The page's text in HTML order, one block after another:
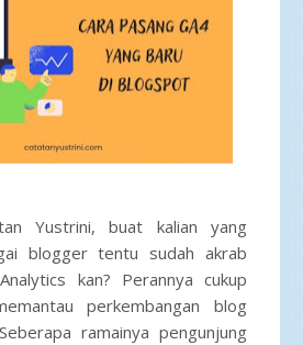
Yustrini, buat kalian yang
blogger tentu sudah akrab
kan? Perannya cukup
perkembangan blog
ramainya pengunjung